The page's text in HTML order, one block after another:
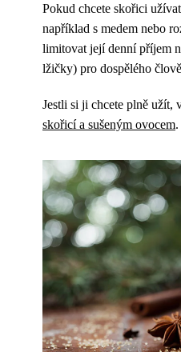
Pokud chcete skořici
například s medem nebo
limitovat její denní příjem
lžičky) pro dospělého
Jestli si ji chcete plně užít,
skořicí a sušeným ovocem.